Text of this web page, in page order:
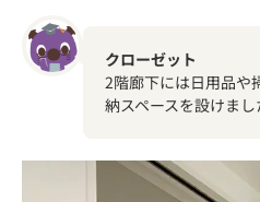
クローゼット
2階廊下には日用品や
納スペースを設けまし